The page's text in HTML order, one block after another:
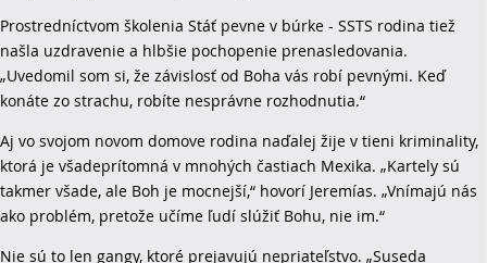
Prostredníctvom školenia Stáť pevne v búrke - SSTS rodina tiež
našla uzdravenie a hlbšie pochopenie prenasledovania.
„Uvedomil som si, že závislosť od Boha vás robí pevnými. Keď
konáte zo strachu, robíte nesprávne rozhodnutia.“
Aj vo svojom novom domove rodina naďalej žije v tieni kriminality,
ktorá je všadeprítomná v mnohých častiach Mexika. „Kartely sú
takmer všade, ale Boh je mocnejší,“ hovorí Jeremías. „Vnímajú nás
ako problém, pretože učíme ľudí slúžiť Bohu, nie im.“
Nie sú to len gangy, ktoré prejavujú nepriateľstvo. „Suseda